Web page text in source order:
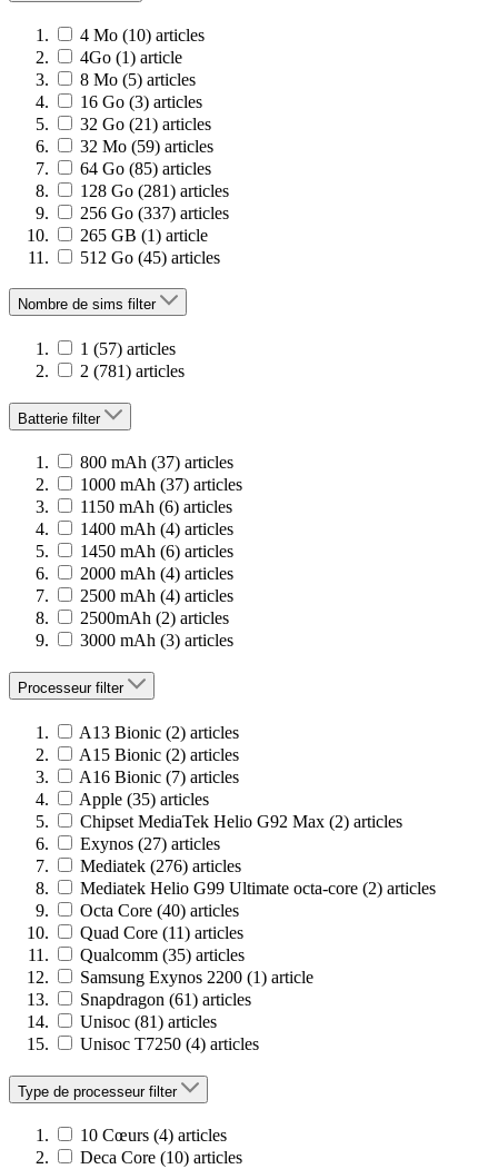
4 Mo (10) articles
4Go (1) article
8 Mo (5) articles
16 Go (3) articles
32 Go (21) articles
32 Mo (59) articles
64 Go (85) articles
128 Go (281) articles
256 Go (337) articles
265 GB (1) article
512 Go (45) articles
Nombre de sims filter
1 (57) articles
2 (781) articles
Batterie filter
800 mAh (37) articles
1000 mAh (37) articles
1150 mAh (6) articles
1400 mAh (4) articles
1450 mAh (6) articles
2000 mAh (4) articles
2500 mAh (4) articles
2500mAh (2) articles
3000 mAh (3) articles
Processeur filter
A13 Bionic (2) articles
A15 Bionic (2) articles
A16 Bionic (7) articles
Apple (35) articles
Chipset MediaTek Helio G92 Max (2) articles
Exynos (27) articles
Mediatek (276) articles
Mediatek Helio G99 Ultimate octa-core (2) articles
Octa Core (40) articles
Quad Core (11) articles
Qualcomm (35) articles
Samsung Exynos 2200 (1) article
Snapdragon (61) articles
Unisoc (81) articles
Unisoc T7250 (4) articles
Type de processeur filter
10 Cœurs (4) articles
Deca Core (10) articles